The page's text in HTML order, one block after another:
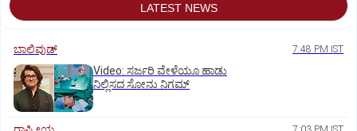
LATEST NEWS
ಬಾಲಿವುಡ್‌ 7:48 PM IST
‌Video: ಸರ್ಜರಿ ವೇಳೆಯೂ ಹಾಡು
ನಿಲ್ಲಿಸದ ಸೋನು ನಿಗಮ್